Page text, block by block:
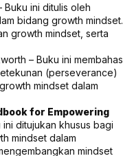
Buku ini ditulis oleh
bidang growth mindset.
growth mindset, serta
– Buku ini membahas
(perseverance)
mindset dalam
for Empowering
ditujukan khusus bagi
mindset dalam
mindset